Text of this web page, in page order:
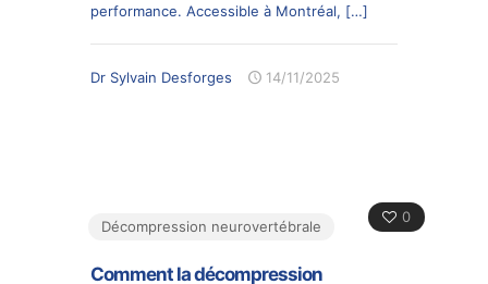
performance. Accessible à Montréal, […]
Dr Sylvain Desforges 14/11/2025
0
Décompression neurovertébrale
Comment la décompression